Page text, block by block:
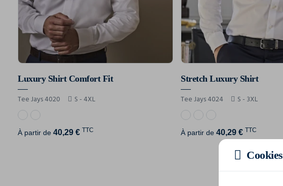
Luxury Shirt Comfort Fit
Tee Jays 4020 S - 4XL
À partir de 40,29 € TTC
Stretch Luxury Shirt
Tee Jays 4024 S - 3XL
À partir de40,29 € TTC
Cookies